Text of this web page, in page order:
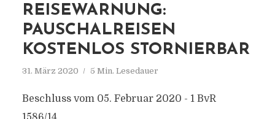
REISEWARNUNG:
PAUSCHALREISEN
KOSTENLOS STORNIERBAR
31. März 2020 5 Min. Lesedauer
Beschluss vom 05. Februar 2020 - 1 BvR